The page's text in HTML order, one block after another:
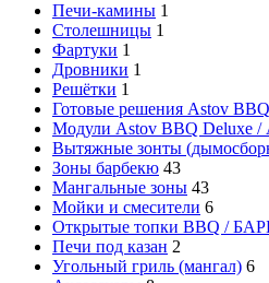
Печи-камины 1
Столешницы 1
Фартуки 1
Дровники 1
Решётки 1
Готовые решения Astov
Модули Astov BBQ
Вытяжные зонты
Зоны барбекю 43
Мангальные зоны 43
Мойки и смесители 6
Открытые топки BBQ /
Печи под казан 2
Угольный гриль (мангал) 6